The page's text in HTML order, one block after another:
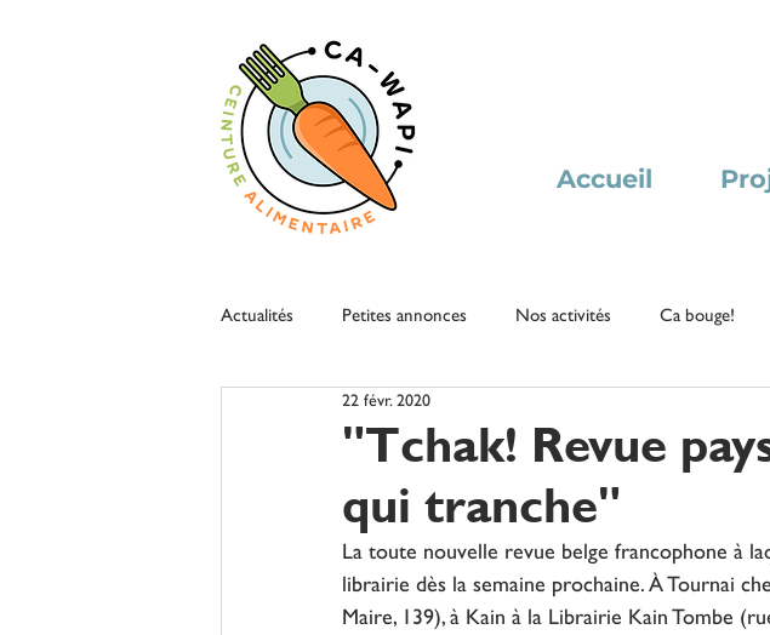
Accueil
Actualités Petites annonces Nos activités Ca bouge!
"Tchak! Revue
qui tranche"
22 févr. 2020
La toute nouvelle revue belge francophone à
librairie dès la semaine prochaine. À Tournai
Maire, 139), à Kain à la Librairie Kain Tombe